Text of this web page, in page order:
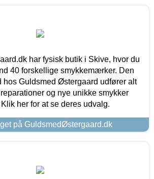
har fysisk butik i Skive, hvor du
40 forskellige smykkemærker. Den
hos Guldsmed Østergaard udfører alt
og nye unikke smykker
her for at se deres udvalg.
på GuldsmedØstergaard.dk